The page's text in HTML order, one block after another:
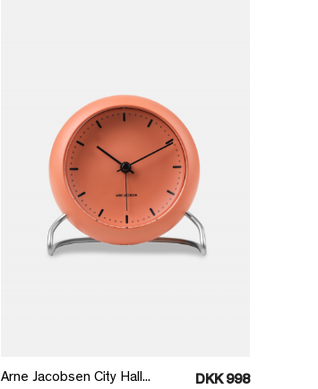
Arne Jacobsen City Hall... DKK 998